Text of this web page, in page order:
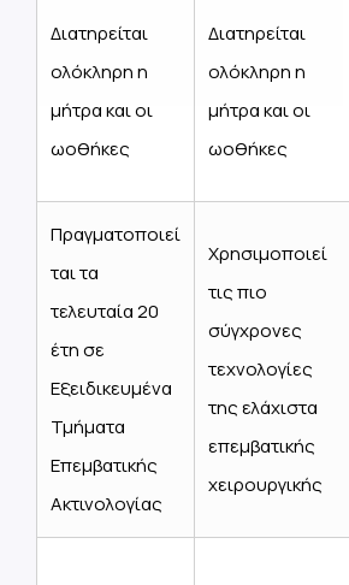
Διατηρείται
ολόκληρη η
μήτρα και οι
ωοθήκες
Διατηρείται
ολόκληρη η
μήτρα και οι
ωοθήκες
Πραγματοποιεί
ται τα
τελευταία 20
έτη σε
Εξειδικευμένα
Τμήματα
Επεμβατικής
Ακτινολογίας
Χρησιμοποιεί
τις πιο
σύγχρονες
τεχνολογίες
της ελάχιστα
επεμβατικής
χειρουργικής